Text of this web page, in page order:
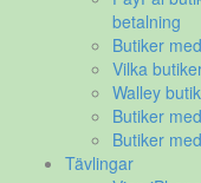
betalning
Butiker
Vilka
Walley
Butiker
Butiker
Tävlingar